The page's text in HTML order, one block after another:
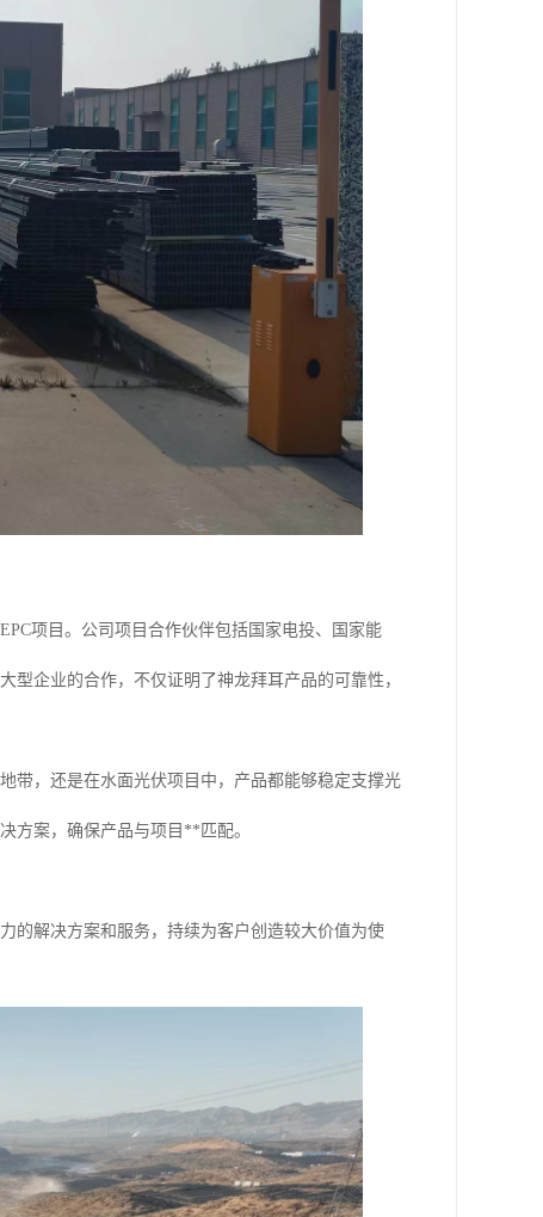
项目。公司项目合作伙伴包括国家电投、国家能
企业的合作，不仅证明了神龙拜耳产品的可靠性，
带，还是在水面光伏项目中，产品都能够稳定支撑光
方案，确保产品与项目**匹配。
的解决方案和服务，持续为客户创造较大价值为使